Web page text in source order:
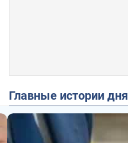
Главные истории дня